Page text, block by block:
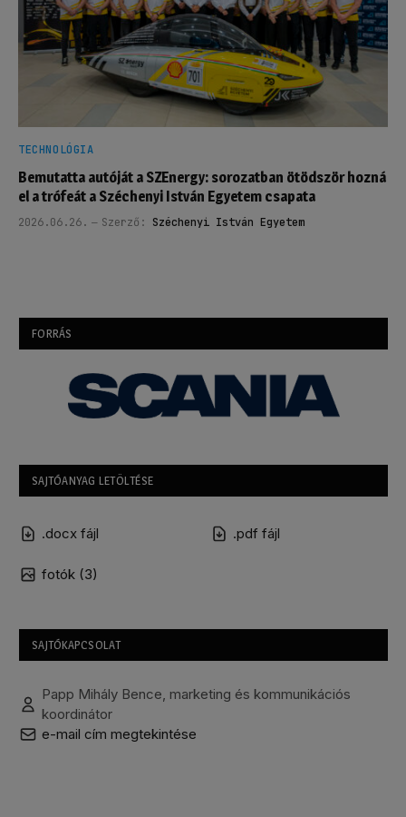
TECHNOLÓGIA
Bemutatta autóját a SZEnergy: sorozatban ötödször hozná
el a trófeát a Széchenyi István Egyetem csapata
2026.06.26. Szerző: Széchenyi István Egyetem
FORRÁS
SAJTÓANYAG LETÖLTÉSE
.docx fájl .pdf fájl
fotók (3)
SAJTÓKAPCSOLAT
Papp Mihály Bence, marketing és kommunikációs
koordinátor
e-mail cím megtekintése